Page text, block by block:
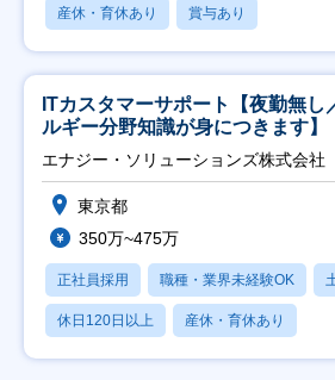
産休・育休あり 賞与あり
ITカスタマーサポート【夜勤無し
ルギー分野知識が身につきます】
エナジー・ソリューションズ株式会社
東京都
350万~475万
正社員採用 職種・業界未経験OK
休日120日以上 産休・育休あり